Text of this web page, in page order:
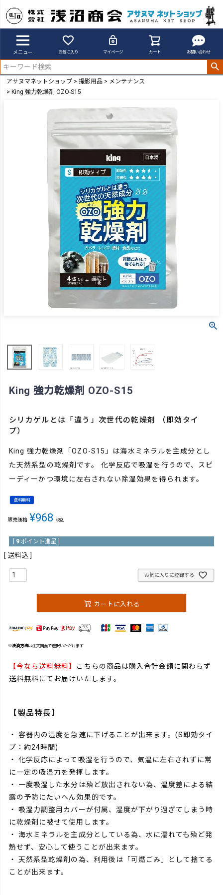
メニュー お気に入り マイページ カート お問い合わせ
アサヌマネットショップ 撮影用品
メンテナンス
King 強力乾燥剤 OZO-S15
King 強力乾燥剤 OZO-S15
シリカゲルとは「違う」次世代の乾燥剤 （即効タイ
プ）
King 強力乾燥剤「OZO-S15」は海水ミネラルを主成分とし
た天然系型の乾燥剤です。 化学反応で吸湿を行うので、スピ
ーディーかつ環境に左右されない除湿効果を得られます。
送料無料
販売価格 ¥968 税込
9 ポイント進呈 ]
送料込
お気に入りに登録する
カートに入れる
※決済方法は注文画面で選択いただけます
【今なら送料無料】 こちらの商品は購入合計金額に関わらず
送料無料にてお届けいたします。
【製品特長】
・ 容器内の湿度を急速に下げることが出来ます。(S即効タイ
プ：約24時間)
・ 化学反応によって吸湿を行うので、気温に左右されずに常
に一定の吸湿力を発揮します。
・ 一度吸湿した水分は殆ど放出されない為、温度差による結
露の予防にたいへん効果的です。
・ 吸湿力調整用カバーが付属、湿度が下がり過ぎてしまう時
に乾燥剤に被せて使用します。
・ 海水ミネラルを主成分としている為、水に濡れても殆ど発
熱せず、安心して使うことが出来ます。
・ 天然系型乾燥剤の為、利用後は「可燃ごみ」として捨てる
ことが出来ます。